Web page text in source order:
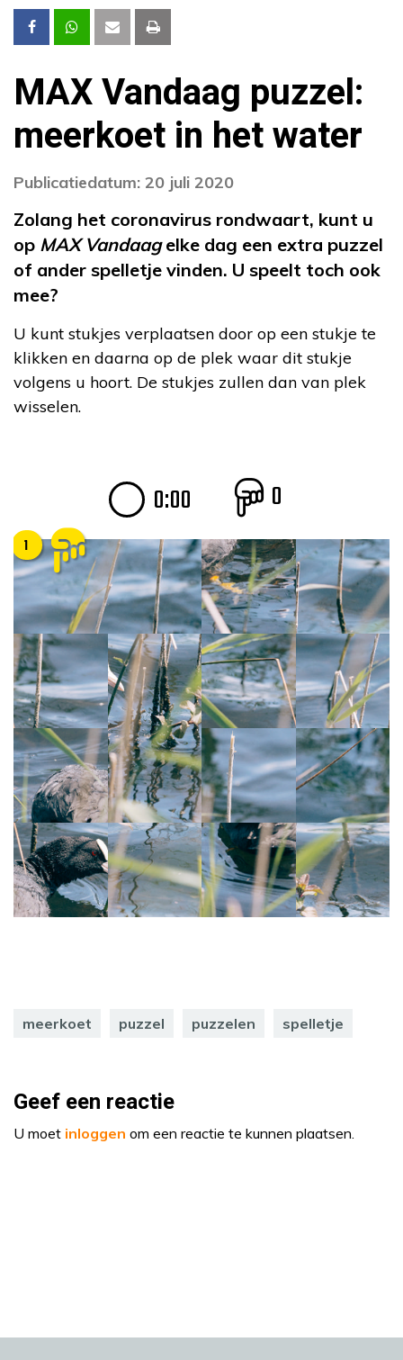
MAX Vandaag puzzel:
meerkoet in het water
Publicatiedatum: 20 juli 2020
Zolang het coronavirus rondwaart, kunt u
op MAX Vandaagelke dag een extra puzzel
of ander spelletje vinden. U speelt toch ook
mee?
U kunt stukjes verplaatsen door op een stukje te
klikken en daarna op de plek waar dit stukje
volgens u hoort. De stukjes zullen dan van plek
wisselen.
meerkoet puzzel puzzelen spelletje
Geef een reactie
U moet inloggen om een reactie te kunnen plaatsen.